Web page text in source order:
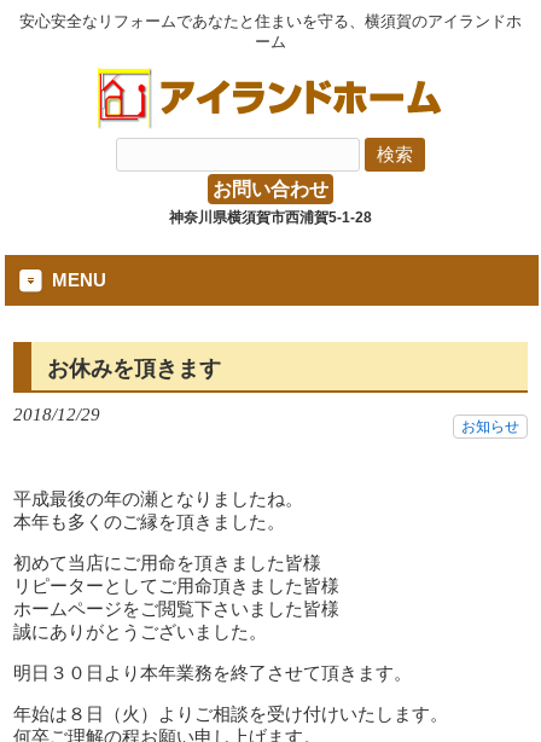
安心安全なリフォームであなたと住まいを守る、横須賀のアイランドホ
ーム
お問い合わせ
神奈川県横須賀市西浦賀5-1-28
MENU
お休みを頂きます
2018/12/29
お知らせ
平成最後の年の瀬となりましたね。
本年も多くのご縁を頂きました。
初めて当店にご用命を頂きました皆様
リピーターとしてご用命頂きました皆様
ホームページをご閲覧下さいました皆様
誠にありがとうございました。
明日３０日より本年業務を終了させて頂きます。
年始は８日（火）よりご相談を受け付けいたします。
何卒ご理解の程お願い申し上げます。